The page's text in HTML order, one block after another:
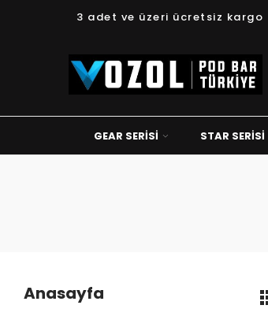
3 adet ve üzeri ücretsiz kargo
GEAR SERISI STAR SERISI
Anasayfa